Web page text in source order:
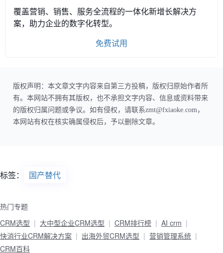
覆盖营销、销售、服务全流程的一体化新增长解决方
案，助力企业的数字化转型。
免费试用
版权声明：本文章文字内容来自第三方投稿，版权归原始作者所
有。本网站不拥有其版权，也不承担文字内容、信息或资料带来
的版权归属问题或争议。如有侵权，请联系zmt@fxiaoke.com，
本网站有权在核实确属侵权后，予以删除文章。
标签： 国产替代
热门专题
CRM选型
大中型企业CRM选型 CRM排行榜
AI crm
快消行业CRM解决方案
出海外贸CRM选型
营销管理系统
CRM百科